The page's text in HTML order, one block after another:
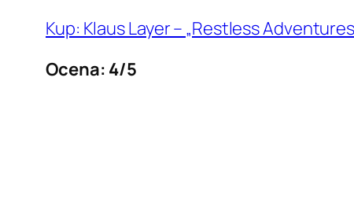
Kup: Klaus Layer – „Restless
Ocena: 4/5